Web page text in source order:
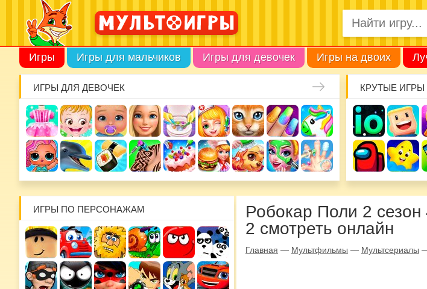
Игры Игры для мальчиков Игры для девочек Игры на двоих
ИГРЫ ДЛЯ ДЕВОЧЕК КРУТЫЕ ИГРЫ
ИГРЫ ПО ПЕРСОНАЖАМ
Робокар Поли 2 сезон
2 смотреть онлайн
Главная — Мультфильмы — Мультсериалы